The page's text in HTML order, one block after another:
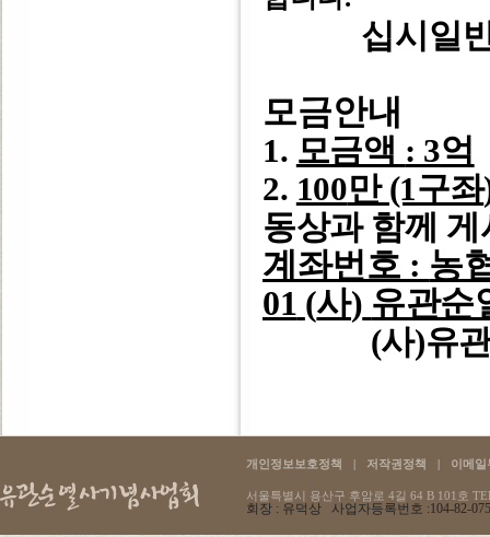
십시일
모금안내
1. 모금액 : 3억
2. 100만 (1구좌
동상과 함께
계좌번호 : 농
01 (사) 유관순
(사)유
개인정보보호정책 | 저작권정책 | 이메일
서울특별시 용산구 후암로 4길 64 B 101호
회장 : 유덕상 사업자등록번호 :104-82-